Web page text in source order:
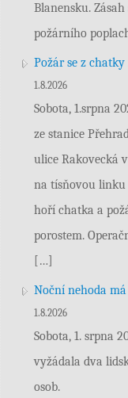
Blanensku.
požárního
Požár se z
1.8.2026
Sobota, 1.srpna
ze stanice
ulice Rakovecká
na tísňovou linku
hoří chatka a
porostem.
[…]
Noční nehoda
1.8.2026
Sobota, 1. srpna
vyžádala dva
osob.